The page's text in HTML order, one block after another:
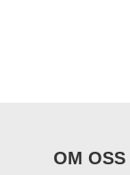
OM OSS